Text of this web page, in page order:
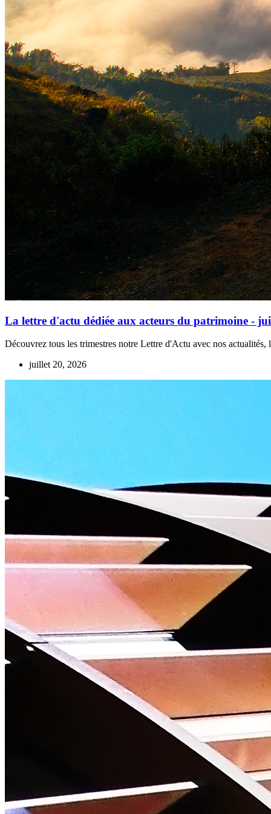
La lettre d'actu dédiée aux acteurs du patrimoine -
Découvrez tous les trimestres notre Lettre d'Actu avec nos actualités,
juillet 20, 2026